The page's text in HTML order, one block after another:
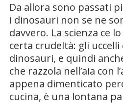
Da allora sono passati
i dinosauri non se ne
davvero. La scienza ce
certa crudeltà: gli
dinosauri, e quindi
che razzola nell’aia con
appena dimenticato
cucina, è una lontana